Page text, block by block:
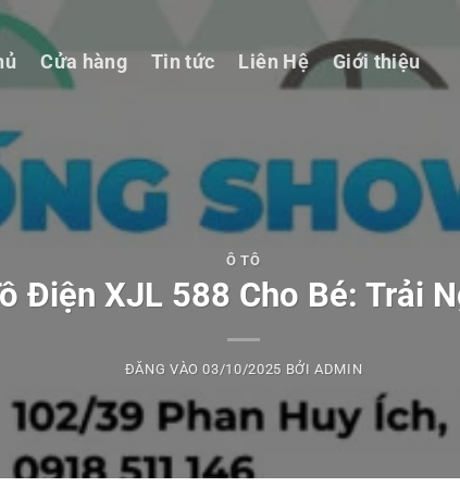
Cửa hàng Tin tức Liên Hệ Giới thiệu
Ô TÔ
Điện XJL 588 Cho Bé: Trải
ĐĂNG VÀO03/10/2025 BỞIADMIN